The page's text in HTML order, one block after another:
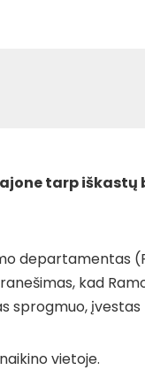
tarp
departamentas
kad
įvestas
vietoje.